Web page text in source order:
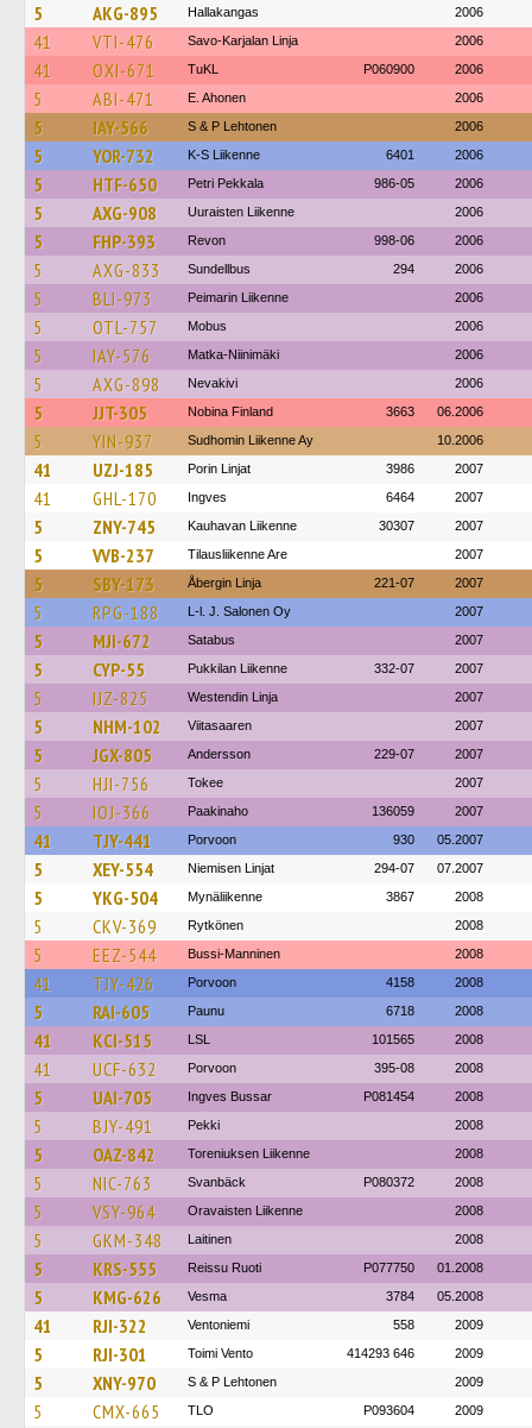
5 AKG-895 Hallakangas 2006
41 VTI-476 Savo-Karjalan Linja 2006
41 OXI-671 TuKL P060900 2006
5 ABI-471 E. Ahonen 2006
5 IAY-566 S & P Lehtonen 2006
5 YOR-732 K-S Liikenne 6401 2006
5 HTF-650 Petri Pekkala 986-05 2006
5 AXG-908 Uuraisten Liikenne 2006
5 FHP-393 Revon 998-06 2006
5 AXG-833 Sundellbus 294 2006
5 BLI-973 Peimarin Liikenne 2006
5 OTL-757 Mobus 2006
5 IAY-576 Matka-Niinimäki 2006
5 AXG-898 Nevakivi 2006
5 JJT-305 Nobina Finland 3663 06.2006
5 YIN-937 Sudhomin Liikenne Ay 10.2006
41 UZJ-185 Porin Linjat 3986 2007
41 GHL-170 Ingves 6464 2007
5 ZNY-745 Kauhavan Liikenne 30307 2007
5 VVB-237 Tilausliikenne Are 2007
5 SBY-173 Åbergin Linja 221-07 2007
5 RPG-188 L-l. J. Salonen Oy 2007
5 MJI-672 Satabus 2007
5 CYP-55 Pukkilan Liikenne 332-07 2007
5 IJZ-825 Westendin Linja 2007
5 NHM-102 Viitasaaren 2007
5 JGX-805 Andersson 229-07 2007
5 HJI-756 Tokee 2007
5 IOJ-366 Paakinaho 136059 2007
41 TJY-441 Porvoon 930 05.2007
5 XEY-554 Niemisen Linjat 294-07 07.2007
5 YKG-504 Mynäliikenne 3867 2008
5 CKV-369 Rytkönen 2008
5 EEZ-544 Bussi-Manninen 2008
41 TJY-426 Porvoon 4158 2008
5 RAI-605 Paunu 6718 2008
41 KCI-515 LSL 101565 2008
41 UCF-632 Porvoon 395-08 2008
5 UAI-705 Ingves Bussar P081454 2008
5 BJY-491 Pekki 2008
5 OAZ-842 Toreniuksen Liikenne 2008
5 NIC-763 Svanbäck P080372 2008
5 VSY-964 Oravaisten Liikenne 2008
5 GKM-348 Laitinen 2008
5 KRS-555 Reissu Ruoti P077750 01.2008
5 KMG-626 Vesma 3784 05.2008
41 RJI-322 Ventoniemi 558 2009
5 RJI-301 Toimi Vento 414293 646 2009
5 XNY-970 S & P Lehtonen 2009
5 CMX-665 TLO P093604 2009